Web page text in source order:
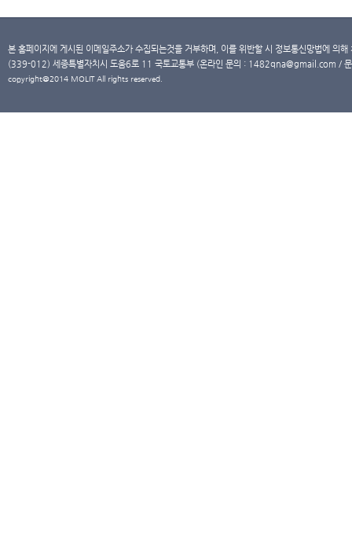
본 홈페이지에 게시된 이메일주소가 수집되는것을 거부하며, 이를 위반할 시 정보통신망법에 의
(339-012) 세종특별자치시 도움6로 11 국토교통부 (온라인 문의 : 1482qna@gmail.com /
copyright@2014 MOLIT All rights reserved.